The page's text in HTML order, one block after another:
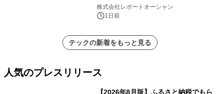
ー需要が成長を牽引
株式会社レポートオーシャン
1日前
テックの新着をもっと見る
人気のプレスリリース
【2026年8月版】ふるさと納税でもら